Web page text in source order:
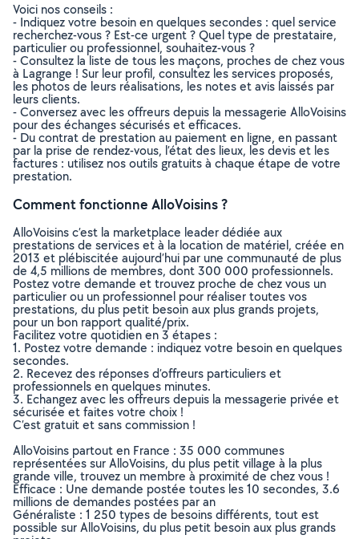
Voici nos conseils :
- Indiquez votre besoin en quelques secondes : quel service
recherchez-vous ? Est-ce urgent ? Quel type de prestataire,
particulier ou professionnel, souhaitez-vous ?
- Consultez la liste de tous les maçons, proches de chez vous
à Lagrange ! Sur leur profil, consultez les services proposés,
les photos de leurs réalisations, les notes et avis laissés par
leurs clients.
- Conversez avec les offreurs depuis la messagerie AlloVoisins
pour des échanges sécurisés et efficaces.
- Du contrat de prestation au paiement en ligne, en passant
par la prise de rendez-vous, l’état des lieux, les devis et les
factures : utilisez nos outils gratuits à chaque étape de votre
prestation.
Comment fonctionne AlloVoisins ?
AlloVoisins c’est la marketplace leader dédiée aux
prestations de services et à la location de matériel, créée en
2013 et plébiscitée aujourd’hui par une communauté de plus
de 4,5 millions de membres, dont 300 000 professionnels.
Postez votre demande et trouvez proche de chez vous un
particulier ou un professionnel pour réaliser toutes vos
prestations, du plus petit besoin aux plus grands projets,
pour un bon rapport qualité/prix.
Facilitez votre quotidien en 3 étapes :
1. Postez votre demande : indiquez votre besoin en quelques
secondes.
2. Recevez des réponses d’offreurs particuliers et
professionnels en quelques minutes.
3. Echangez avec les offreurs depuis la messagerie privée et
sécurisée et faites votre choix !
C’est gratuit et sans commission !
AlloVoisins partout en France : 35 000 communes
représentées sur AlloVoisins, du plus petit village à la plus
grande ville, trouvez un membre à proximité de chez vous !
Efficace : Une demande postée toutes les 10 secondes, 3.6
millions de demandes postées par an
Généraliste : 1 250 types de besoins différents, tout est
possible sur AlloVoisins, du plus petit besoin aux plus grands